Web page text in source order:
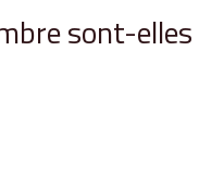
sont-